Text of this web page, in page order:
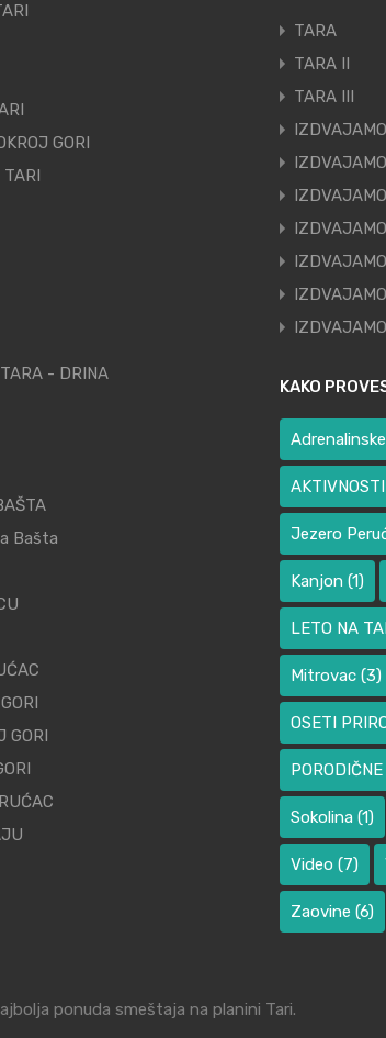
GORI
TARI
- DRINA
Bašta
GORI
TARA
TARA II
TARA III
KAKO
AKTIVNOSTI
Jezero
Kanjon (1)
LETO NA
Mitrovac (3)
OSETI
Sokolina (1)
Video (7)
Zaovine (6)
ponuda smeštaja na planini Tari.